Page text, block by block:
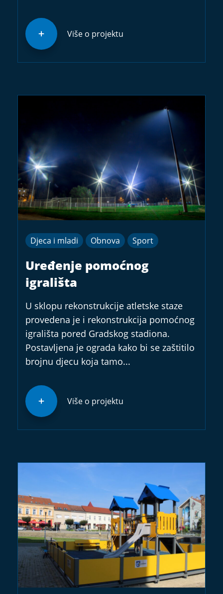
Više o projektu
Djeca i mladi Obnova Sport
Uređenje pomoćnog
igrališta
U sklopu rekonstrukcije atletske staze
provedena je i rekonstrukcija pomoćnog
igrališta pored Gradskog stadiona.
Postavljena je ograda kako bi se zaštitilo
brojnu djecu koja tamo...
Više o projektu